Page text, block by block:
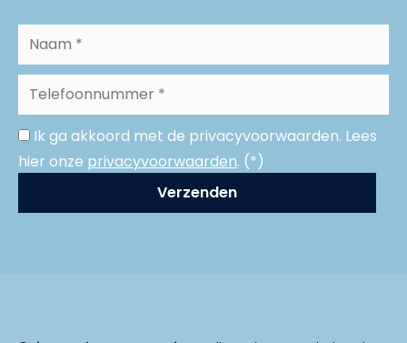
Ik ga akkoord met de privacyvoorwaarden. Lees
hier onze privacyvoorwaarden. (*)